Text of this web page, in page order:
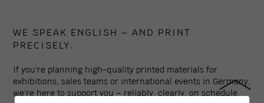
WE SPEAK ENGLISH – AND PRINT
PRECISELY.
If you're planning high-quality printed materials for
exhibitions, sales teams or international events in Germany,
we're here to support you – reliably, clearly, on schedule.